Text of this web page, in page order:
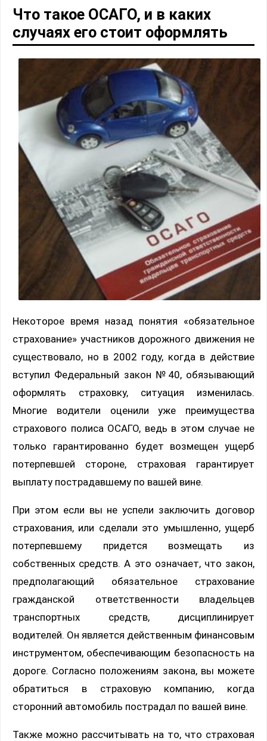
Что такое ОСАГО, и в каких
случаях его стоит оформлять
Некоторое время назад понятия «обязательное
страхование» участников дорожного движения не
существовало, но в 2002 году, когда в действие
вступил Федеральный закон №40, обязывающий
оформлять страховку, ситуация изменилась.
Многие водители оценили уже преимущества
страхового полиса ОСАГО, ведь в этом случае не
только гарантированно будет возмещен ущерб
потерпевшей стороне, страховая гарантирует
выплату пострадавшему по вашей вине.
При этом если вы не успели заключить договор
страхования, или сделали это умышленно, ущерб
потерпевшему придется возмещать из
собственных средств. А это означает, что закон,
предполагающий обязательное страхование
гражданской ответственности владельцев
транспортных средств, дисциплинирует
водителей. Он является действенным финансовым
инструментом, обеспечивающим безопасность на
дороге. Согласно положениям закона, вы можете
обратиться в страховую компанию, когда
сторонний автомобиль пострадал по вашей вине.
Также можно рассчитывать на то, что страховая